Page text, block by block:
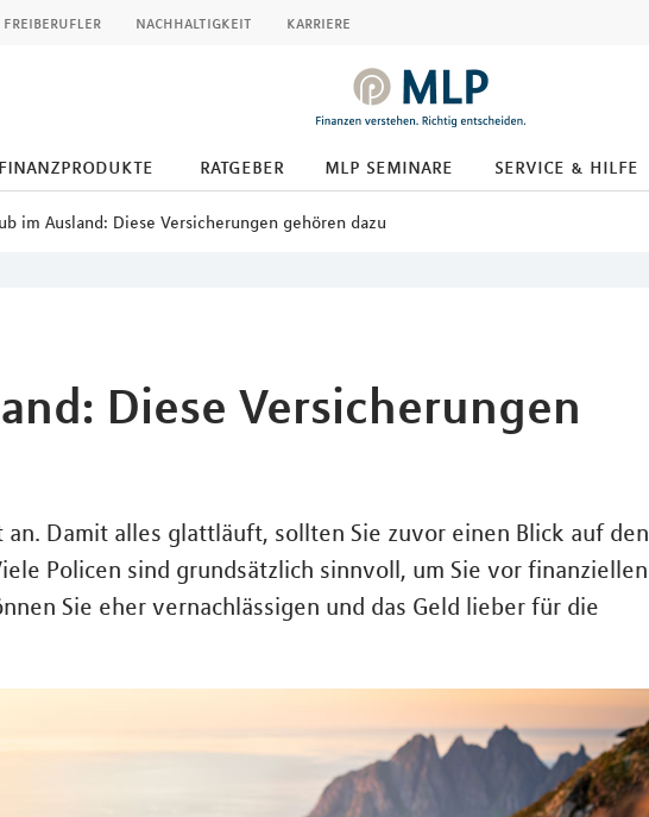
freiberufler nachhaltigkeit karriere
finanzprodukte ratgeber mlp seminare service & hilfe
im Ausland: Diese Versicherungen gehören dazu
Diese Versicherungen
Damit alles glattläuft, sollten Sie zuvor einen Blick auf den
Policen sind grundsätzlich sinnvoll, um Sie vor finanziellen
Sie eher vernachlässigen und das Geld lieber für die